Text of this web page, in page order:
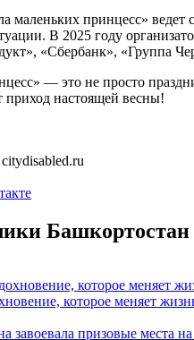
маленьких принцесс»
В 2025 году
«Сбербанк», «Группа
— это не просто
приход настоящей весны!
Башкортостан
которое меняет